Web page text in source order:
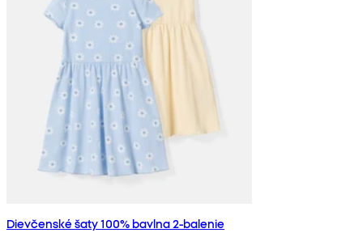
Dievčenské šaty 100% bavlna 2-balenie